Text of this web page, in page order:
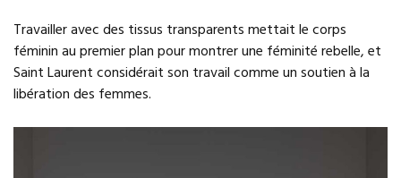
Travailler avec des tissus transparents mettait le corps
féminin au premier plan pour montrer une féminité rebelle, et
Saint Laurent considérait son travail comme un soutien à la
libération des femmes.